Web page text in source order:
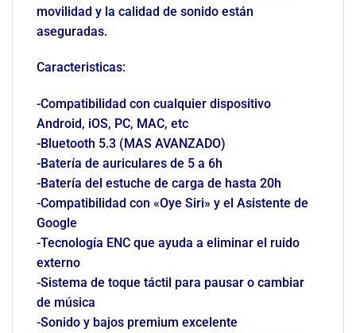
movilidad y la calidad de sonido están
aseguradas.
Caracteristicas:
-Compatibilidad con cualquier dispositivo
Android, iOS, PC, MAC, etc
-Bluetooth 5.3 (MAS AVANZADO)
-Batería de auriculares de 5 a 6h
-Batería del estuche de carga de hasta 20h
-Compatibilidad con «Oye Siri» y el Asistente de
Google
-Tecnología ENC que ayuda a eliminar el ruido
externo
-Sistema de toque táctil para pausar o cambiar
de música
-Sonido y bajos premium excelente